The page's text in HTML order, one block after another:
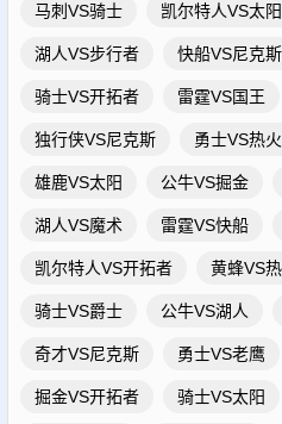
马刺VS骑士 凯尔特人VS太阳
湖人VS步行者 快船VS尼克斯
骑士VS开拓者 雷霆VS国王
独行侠VS尼克斯 勇士VS热火
雄鹿VS太阳 公牛VS掘金
湖人VS魔术 雷霆VS快船
凯尔特人VS开拓者 黄蜂VS
骑士VS爵士 公牛VS湖人
奇才VS尼克斯 勇士VS老鹰
掘金VS开拓者 骑士VS太阳